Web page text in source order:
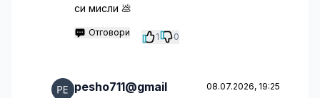
си мисли 💩
Отговори 1 0
pesho711@gmail 08.07.2026, 19:25